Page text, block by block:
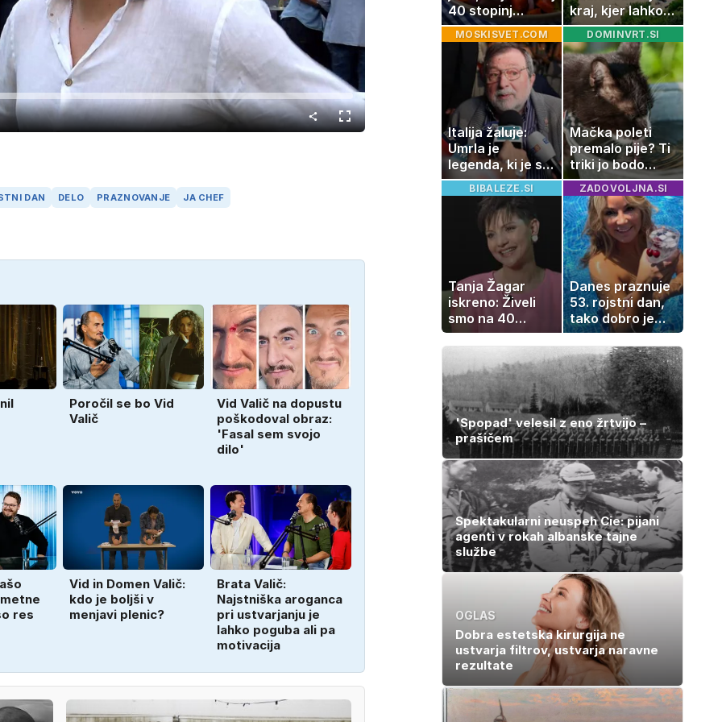
Predvajaj
Celozaslonski
način
DAN DELO PRAZNOVANJE JA CHEF
Poročil se bo Vid
Valič
Vid Valič na dopustu
poškodoval obraz:
'Fasal sem svojo
dilo'
res
Vid in Domen Valič:
kdo je boljši v
menjavi plenic?
Brata Valič:
Najstniška aroganca
pri ustvarjanju je
lahko poguba ali pa
motivacija
40 stopinj
Celzija: 5 kosil
brez prižiganja
pečice
kraj, kjer lahko
dopustujete
poceni:
nastanitev že od
10 evrov, kosilo
za pet evrov
MOSKISVET.COM
Italija žaluje:
Umrla je
legenda, ki je s
svojimi pesmimi
zaznamovala
Italijo
DOMINVRT.SI
Mačka poleti
premalo pije? Ti
triki jo bodo
spodbudili, da
zaužije več vode
BIBALEZE.SI
Tanja Žagar
iskreno: Živeli
smo na 40
kvadratih, a
imela sem vse,
kar otrok
potrebuje
ZADOVOLJNA.SI
Danes praznuje
53. rojstni dan,
tako dobro je
videti znana
Slovenka
'Spopad' velesil z eno žrtvijo –
prašičem
Spektakularni neuspeh Cie: pijani
agenti v rokah albanske tajne
službe
OGLAS
Dobra estetska kirurgija ne
ustvarja filtrov, ustvarja naravne
rezultate